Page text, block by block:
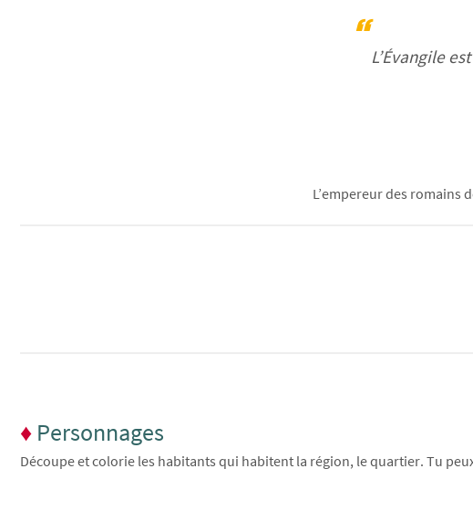
L’Évangile
L’empereur des romains
♦ Personnages
Découpe et colorie les habitants qui habitent la région, le quartier. Tu